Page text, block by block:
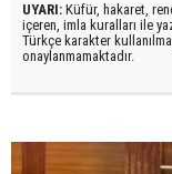
UYARI: Küfür, hakaret,
içeren, imla kuralları ile
Türkçe karakter
onaylanmamaktadır.